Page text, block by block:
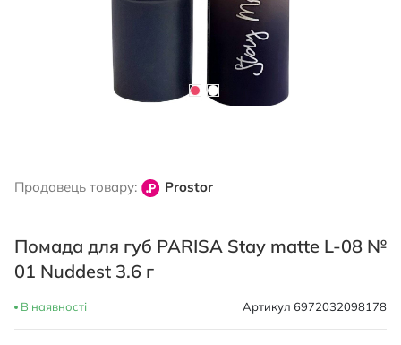
початку
зображень
Продавець товару: Prostor
Помада для губ PARISA Stay matte L-08 №
01 Nuddest 3.6 г
В наявності Артикул 6972032098178